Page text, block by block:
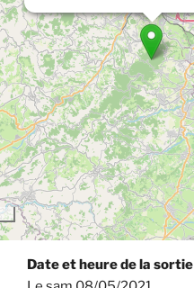
Date et heure de la sortie